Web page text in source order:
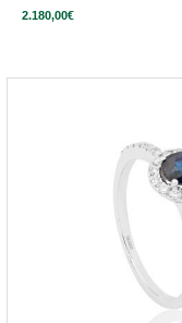
2.180,00€